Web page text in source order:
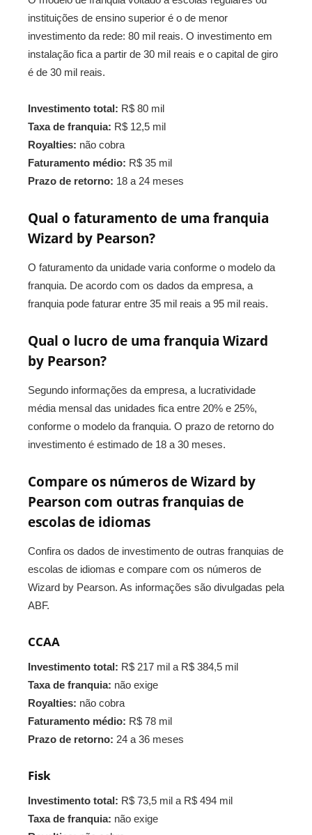
instituições de ensino superior é o de menor
investimento da rede: 80 mil reais. O investimento em
instalação fica a partir de 30 mil reais e o capital de giro
é de 30 mil reais.
Investimento total: R$ 80 mil
Taxa de franquia: R$ 12,5 mil
Royalties: não cobra
Faturamento médio: R$ 35 mil
Prazo de retorno: 18 a 24 meses
Qual o faturamento de uma franquia
Wizard by Pearson?
O faturamento da unidade varia conforme o modelo da
franquia. De acordo com os dados da empresa, a
franquia pode faturar entre 35 mil reais a 95 mil reais.
Qual o lucro de uma franquia Wizard
by Pearson?
Segundo informações da empresa, a lucratividade
média mensal das unidades fica entre 20% e 25%,
conforme o modelo da franquia. O prazo de retorno do
investimento é estimado de 18 a 30 meses.
Compare os números de Wizard by
Pearson com outras franquias de
escolas de idiomas
Confira os dados de investimento de outras franquias de
escolas de idiomas e compare com os números de
Wizard by Pearson. As informações são divulgadas pela
ABF.
CCAA
Investimento total: R$ 217 mil a R$ 384,5 mil
Taxa de franquia: não exige
Royalties: não cobra
Faturamento médio: R$ 78 mil
Prazo de retorno: 24 a 36 meses
Fisk
Investimento total: R$ 73,5 mil a R$ 494 mil
Taxa de franquia: não exige